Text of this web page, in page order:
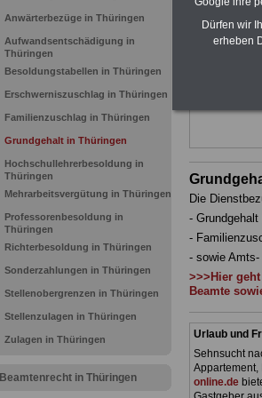
Anwärterbezüge in Thüringen
Aufwandsentschädigung in
Thüringen
Besoldungstabellen in Thüringen
Erschwerniszuschlag in Thüringen
Familienzuschlag in Thüringen
Grundgehalt in Thüringen
Hochschullehrerbesoldung in
Thüringen
Mehrarbeitsvergütung in Thüringen
Professorenbesoldung in
Thüringen
Richterbesoldung in Thüringen
Sonderzahlungen in Thüringen
Stellenobergrenzen in Thüringen
Stellenzulagen in Thüringen
Zulagen in Thüringen
Beamtenrecht in Thüringen
Ländern.
gegliedert
geeignet für
Die
-
-
- sowie
>>>Hier
Beamte
Urlaub und
Sehnsucht
Appartement,
online.de
Dürfen wir
erheben